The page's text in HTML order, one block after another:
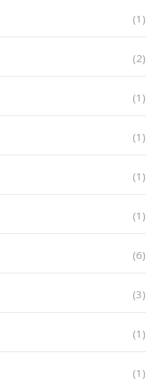
(1)
(2)
(1)
(1)
(1)
(1)
(6)
(3)
(1)
(1)